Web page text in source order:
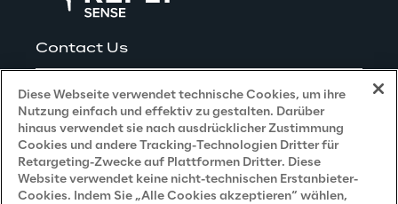
Contact Us
Careers
Privacy and Legal
Datenschutz- und Cookie Richtlinie
Diese Webseite verwendet technische Cookies, um ihre
Nutzung einfach und effektiv zu gestalten. Darüber
hinaus verwendet sie nach ausdrücklicher Zustimmung
Cookies und andere Tracking-Technologien Dritter für
Retargeting-Zwecke auf Plattformen Dritter. Diese
Website verwendet keine nicht-technischen Erstanbieter-
Cookies. Indem Sie „Alle Cookies akzeptieren“ wählen,